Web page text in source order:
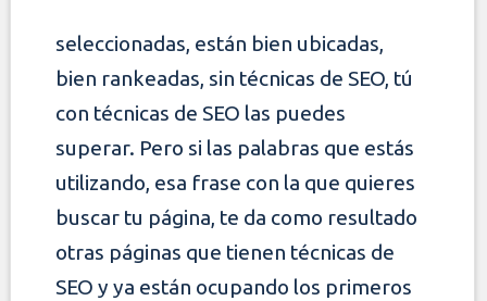
seleccionadas, están bien ubicadas,
bien rankeadas, sin técnicas de SEO, tú
con técnicas de SEO las puedes
superar. Pero si las palabras que estás
utilizando, esa frase con la que quieres
buscar tu página, te da como resultado
otras páginas que tienen técnicas de
SEO y ya están ocupando los primeros